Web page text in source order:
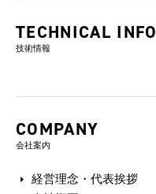
TECHNICAL INFO
技術情報
COMPANY
会社案内
経営理念・代表挨拶